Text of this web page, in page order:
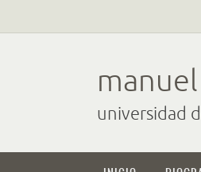
al
universidad